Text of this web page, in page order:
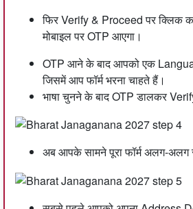
फिर Verify & Proceed पर क्लिक
मोबाइल पर OTP आएगा।
OTP आने के बाद आपको एक
जिसमें आप फॉर्म भरना चाहते हैं।
भाषा चुनने के बाद OTP डालकर
अब आपके सामने पूरा फॉर्म अलग-अलग